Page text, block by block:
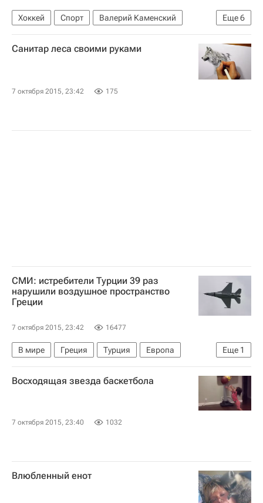
Еще6
Хоккей Спорт
Валерий Каменский
Джо Сакик
Петер Форсберг
Патрик Руа
Национальная хоккейная лига (НХЛ)
Санитар леса своими руками
7 октября 2015, 23:42 175
СМИ: истребители Турции 39 раз
нарушили воздушное пространство
Греции
7 октября 2015, 23:42 16477
Еще 1
В мире Греция Турция
Европа
Весь мир
Восходящая звезда баскетбола
7 октября 2015, 23:40 1032
Влюбленный енот